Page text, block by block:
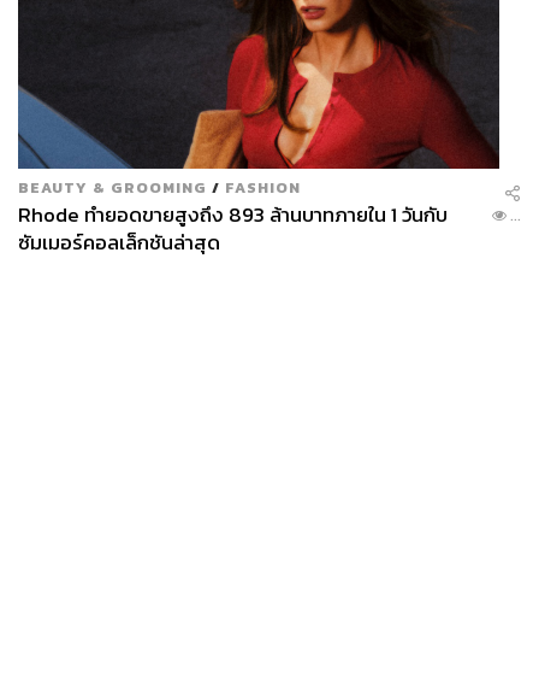
BEAUTY & GROOMING / FASHION
Rhode ทำยอดขายสูงถึง 893 ล้านบาทภายใน 1 วันกับ
ซัมเมอร์คอลเล็กชันล่าสุด
...